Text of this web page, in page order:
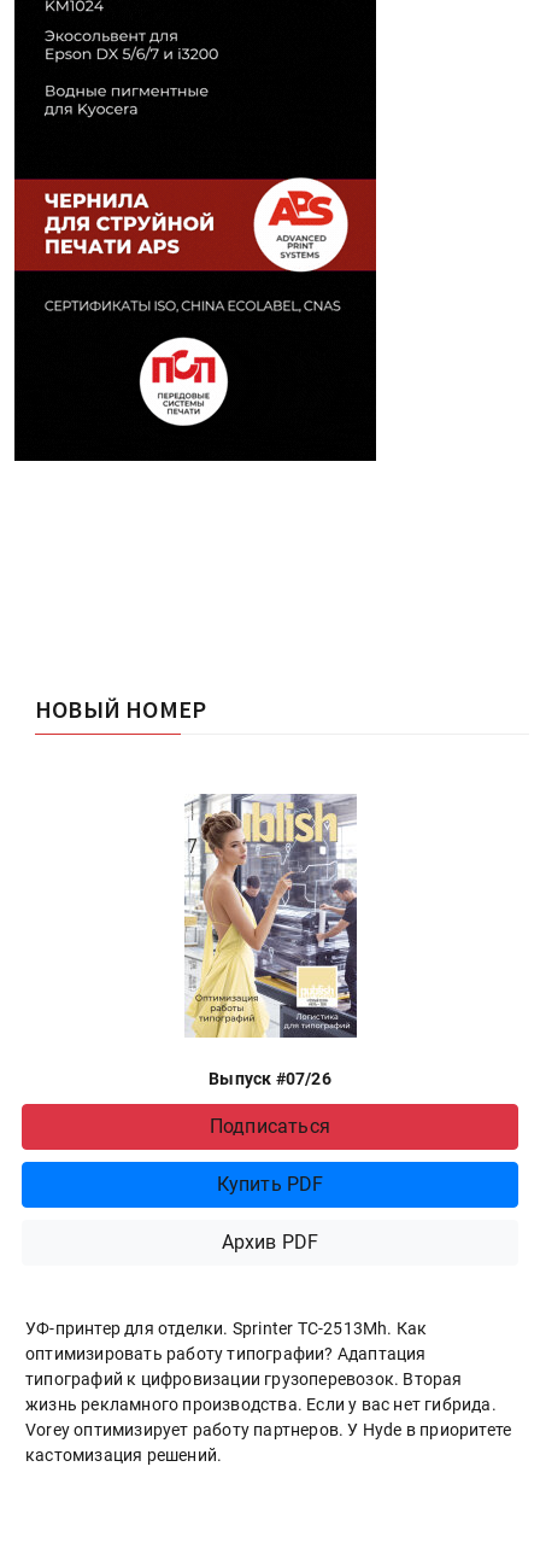
НОВЫЙ НОМЕР
Выпуск #07/26
Подписаться
Купить PDF
Архив PDF
УФ-принтер для отделки. Sprinter ТС-2513Mh. Как
оптимизировать работу типографии? Адаптация
типографий к цифровизации грузоперевозок. Вторая
жизнь рекламного производства. Если у вас нет гибрида.
Vorey оптимизирует работу партнеров. У Hyde в приоритете
кастомизация решений.